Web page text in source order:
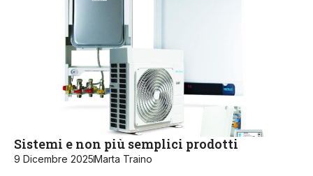
Sistemi e non più semplici prodotti
9 Dicembre 2025Marta Traino